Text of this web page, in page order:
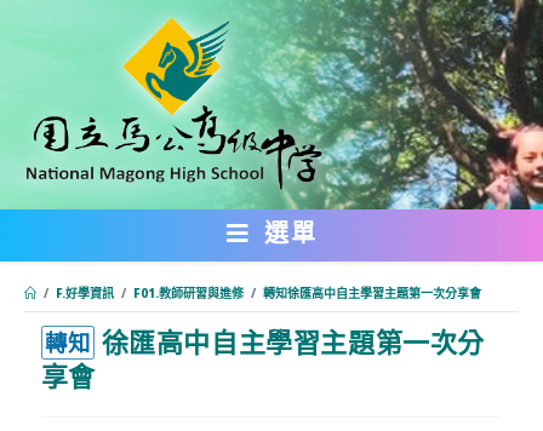
內
選單
/ F.好學資訊 / F01.教師研習與進修 / 轉知徐匯高中自主學習主題第一次分享會
轉知 徐匯高中自主學習主題第一次分
享會